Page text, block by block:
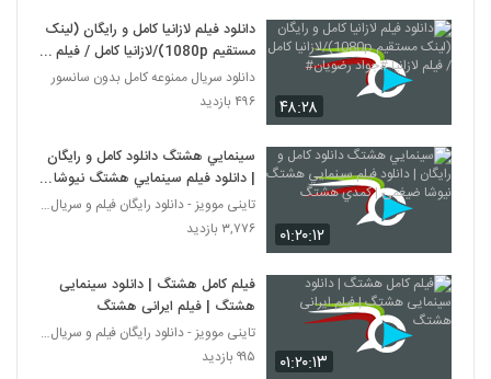
۴۸:۲۸
دانلود فیلم لازانیا کامل و رایگان (لینک
مستقیم 1080p)/لازانیا کامل / فیلم
لازانیا #جواد رضویان#
دانلود سریال ممنوعه کامل بدون سانسور
۴۹۶ بازدید
۰۱:۲۰:۱۲
سينمايي هشتگ دانلود کامل و رايگان
| دانلود فيلم سينمايي هشتگ نیوشا
ضیغمی | کمدي هشتگ
تاینی موویز - دانلود رایگان فیلم و سریال ایرانی جد
۳,۷۷۶ بازدید
۰۱:۲۰:۱۳
فیلم کامل هشتگ | دانلود سینمایی
هشتگ | فیلم ایرانی هشتگ
تاینی موویز - دانلود رایگان فیلم و سریال ایرانی جد
۹۹۵ بازدید